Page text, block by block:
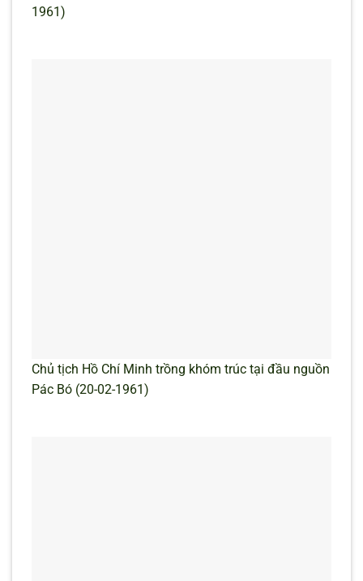
1961)
Chủ tịch Hồ Chí Minh trồng khóm trúc tại đầu nguồn
Pác Bó (20-02-1961)